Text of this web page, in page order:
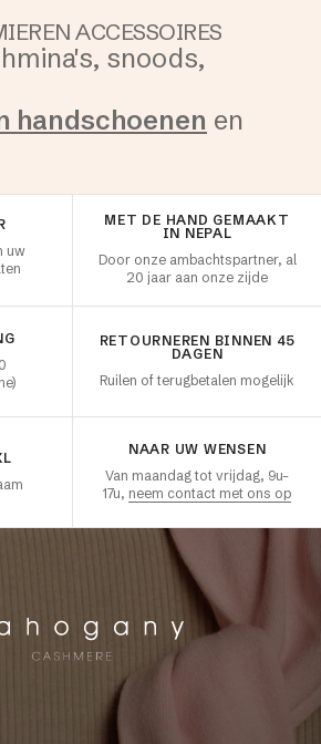
ACCESSOIRES
snoods,
handschoenen en
Ontdek ons ruime
in 100% kasjmier om
begeleiden.
in vele kleuren, hult
in een waas van
warmte — direct
verwarm uw winters
in
kwaliteit kasjmier.
van
biedt u een compleet
accessoires om u
kasjmier te bieden.
accessoires voor u,
maar ook in
ONTDEKKEN
alpacacollectie
ONTDEKKEN
uw
MET DE HAND GEMAAKT
IN NEPAL
Door onze ambachtspartner, al
20 jaar aan onze zijde
RETOURNEREN BINNEN 45
DAGEN
Ruilen of terugbetalen mogelijk
NAAR UW WENSEN
Van maandag tot vrijdag, 9u–
17u, neem contact met ons op